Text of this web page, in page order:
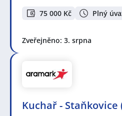
75 000 Kč Plný
Zveřejněno: 3. srpna
Kuchař - Staňkovice